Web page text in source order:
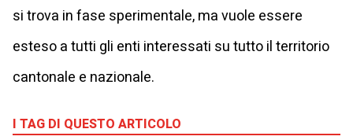
si trova in fase sperimentale, ma vuole essere
esteso a tutti gli enti interessati su tutto il territorio
cantonale e nazionale.
I TAG DI QUESTO ARTICOLO